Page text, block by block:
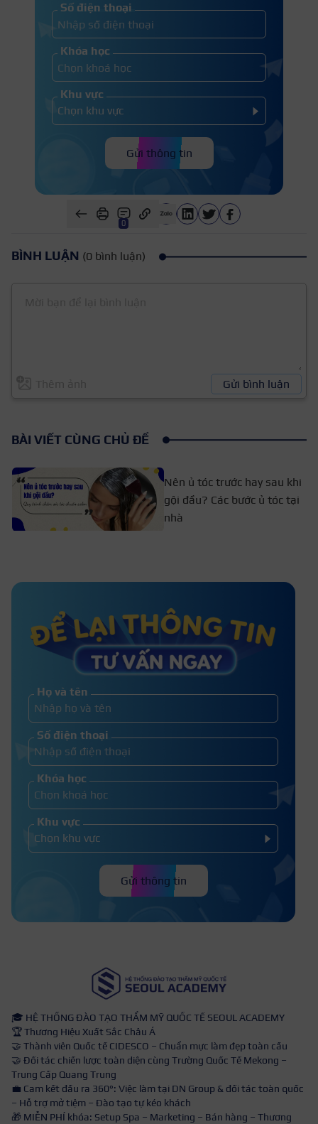
Số điện thoại
Khóa học
Khu vực
Gửi thông tin
0
BÌNH LUẬN (0 bình luận)
Gửi bình luận
BÀI VIẾT CÙNG CHỦ ĐỀ
Nên ủ tóc trước hay sau khi
gội đầu? Các bước ủ tóc tại
nhà
Cách làm tóc mái thẳng không cần
ép tại nhà hiệu quả
Họ và tên
Số điện thoại
Khóa học
Khu vực
Gửi thông tin
🎓 HỆ THỐNG ĐÀO TẠO THẨM MỸ QUỐC TẾ SEOUL ACADEMY
🏆 Thương Hiệu Xuất Sắc Châu Á
🤝 Thành viên Quốc tế CIDESCO – Chuẩn mực làm đẹp toàn cầu
🤝 Đối tác chiến lược toàn diện cùng Trường Quốc Tế Mekong –
Trung Cấp Quang Trung
💼 Cam kết đầu ra 360°: Việc làm tại DN Group & đối tác toàn quốc
– Hỗ trợ mở tiệm – Đào tạo tự kéo khách
🎁 MIỄN PHÍ khóa: Setup Spa – Marketing – Bán hàng – Thương